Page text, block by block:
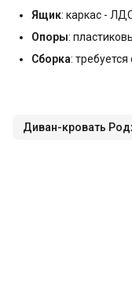
Ящик: каркас -
Опоры:
Сборка:
Диван-кровать